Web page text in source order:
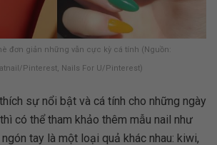
đơn giản những vẫn cực kỳ cá tính (Nguồn:
Pinterest, Nails For U/Pinterest)
sự nổi bật và cá tính cho những ngày
có thể tham khảo thêm mẫu nail như
tay là một loại quả khác nhau: kiwi,